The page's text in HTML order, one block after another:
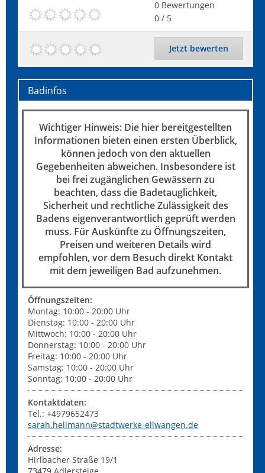
0 Bewertungen
0 / 5
Jetzt bewerten
Badinfos
Wichtiger Hinweis: Die hier bereitgestellten
Informationen bieten einen ersten Überblick,
können jedoch von den aktuellen
Gegebenheiten abweichen. Insbesondere ist
bei frei zugänglichen Gewässern zu
beachten, dass die Badetauglichkeit,
Sicherheit und rechtliche Zulässigkeit des
Badens eigenverantwortlich geprüft werden
muss. Für Auskünfte zu Öffnungszeiten,
Preisen und weiteren Details wird
empfohlen, vor dem Besuch direkt Kontakt
mit dem jeweiligen Bad aufzunehmen.
Öffnungszeiten:
Montag: 10:00 - 20:00 Uhr
Dienstag: 10:00 - 20:00 Uhr
Mittwoch: 10:00 - 20:00 Uhr
Donnerstag: 10:00 - 20:00 Uhr
Freitag: 10:00 - 20:00 Uhr
Samstag: 10:00 - 20:00 Uhr
Sonntag: 10:00 - 20:00 Uhr
Kontaktdaten:
Tel.: +4979652473
sarah.hellmann@stadtwerke-ellwangen.de
Adresse:
Hirlbacher Straße 19/1